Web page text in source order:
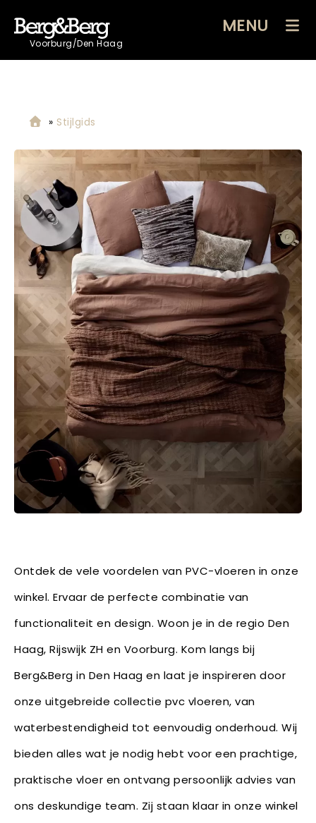
Voorburg/Den Haag
MENU
» Stijlgids
Ontdek de vele voordelen van PVC-vloeren in onze
winkel. Ervaar de perfecte combinatie van
functionaliteit en design. Woon je in de regio Den
Haag, Rijswijk ZH en Voorburg. Kom langs bij
Berg&Berg in Den Haag en laat je inspireren door
onze uitgebreide collectie pvc vloeren, van
waterbestendigheid tot eenvoudig onderhoud. Wij
bieden alles wat je nodig hebt voor een prachtige,
praktische vloer en ontvang persoonlijk advies van
ons deskundige team. Zij staan klaar in onze winkel